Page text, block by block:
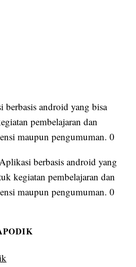
berbasis android yang bisa
pembelajaran dan
maupun pengumuman. 0
berbasis android yang
kegiatan pembelajaran dan
maupun pengumuman. 0